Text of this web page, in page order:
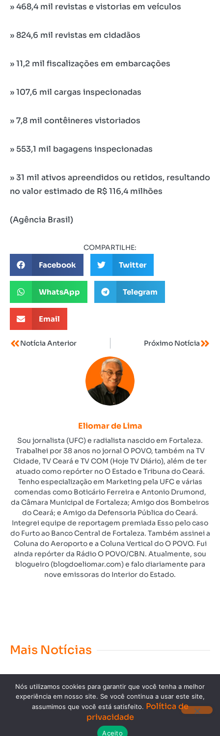
» 468,4 mil revistas e vistorias em veículos
» 824,6 mil revistas em cidadãos
» 11,2 mil fiscalizações em embarcações
» 107,6 mil cargas inspecionadas
» 7,8 mil contêineres vistoriados
» 553,1 mil bagagens inspecionadas
» 31 mil ativos apreendidos ou retidos, resultando
no valor estimado de R$ 116,4 milhões
(Agência Brasil)
COMPARTILHE:
Facebook Twitter
WhatsApp Telegram
Email
Notícia Anterior Próximo Notícia
Eliomar de Lima
Sou jornalista (UFC) e radialista nascido em Fortaleza.
Trabalhei por 38 anos no jornal O POVO, também na TV
Cidade, TV Ceará e TV COM (Hoje TV Diário), além de ter
atuado como repórter no O Estado e Tribuna do Ceará.
Tenho especialização em Marketing pela UFC e várias
comendas como Boticário Ferreira e Antonio Drumond,
da Câmara Municipal de Fortaleza; Amigo dos Bombeiros
do Ceará; e Amigo da Defensoria Pública do Ceará.
Integrei equipe de reportagem premiada Esso pelo caso
do Furto ao Banco Central de Fortaleza. Também assinei a
Coluna do Aeroporto e a Coluna Vertical do O POVO. Fui
ainda repórter da Rádio O POVO/CBN. Atualmente, sou
blogueiro (blogdoeliomar.com) e falo diariamente para
nove emissoras do Interior do Estado.
Mais Notícias
Copyright © 2023. Todos os direitos reservados.
Nós utilizamos cookies para garantir que você tenha a melhor
experiência em nosso site. Se você continua a usar este site,
assumimos que você está satisfeito. Política de
privacidade
Aceito